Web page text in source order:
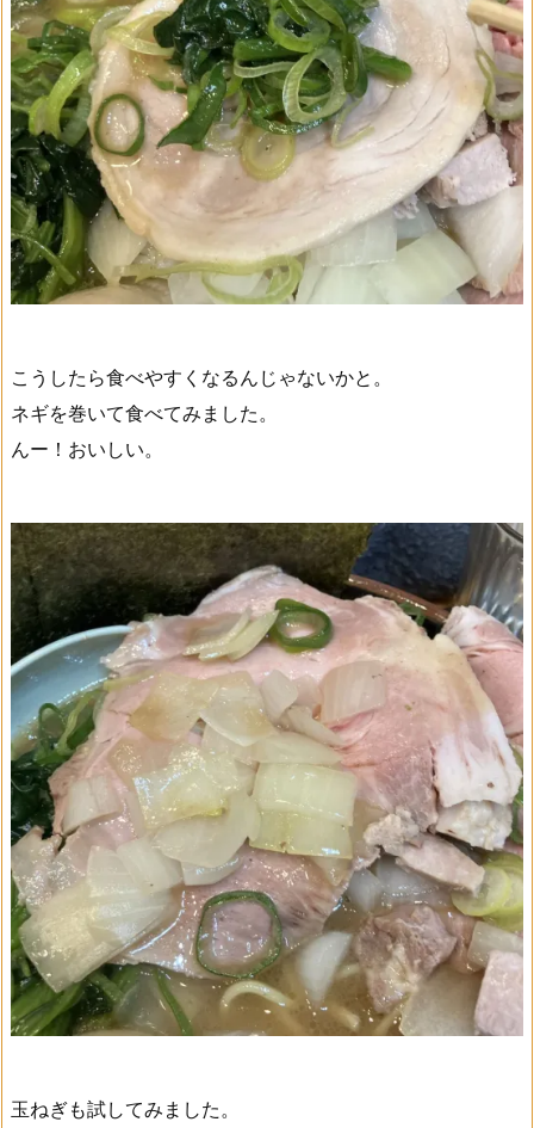
こうしたら食べやすくなるんじゃないかと。
ネギを巻いて食べてみました。
んー！おいしい。
玉ねぎも試してみました。